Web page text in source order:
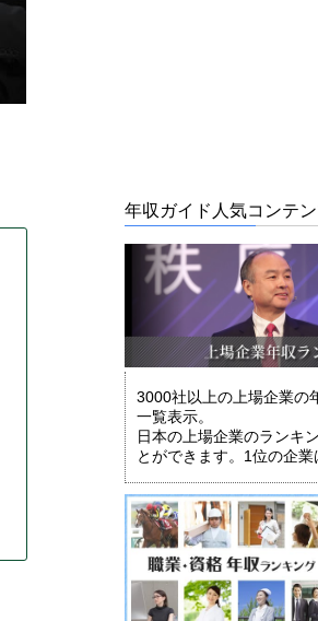
年収ガイド人気コンテ
3000社以上の上場企業の
一覧表示。
日本の上場企業のランキ
とができます。1位の企業